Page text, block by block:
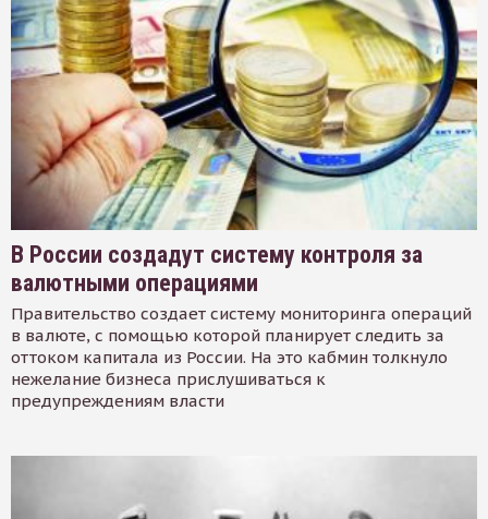
В России создадут систему контроля за
валютными операциями
Правительство создает систему мониторинга операций
в валюте, с помощью которой планирует следить за
оттоком капитала из России. На это кабмин толкнуло
нежелание бизнеса прислушиваться к
предупреждениям власти